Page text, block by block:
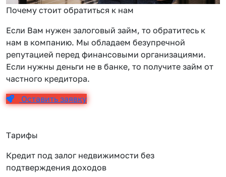
Почему стоит обратиться к нам
Если Вам нужен залоговый займ, то обратитесь к
нам в компанию. Мы обладаем безупречной
репутацией перед финансовыми организациями.
Если нужны деньги не в банке, то получите займ от
частного кредитора.
Оставить заявку
Тарифы
Кредит под залог недвижимости без
подтверждения доходов